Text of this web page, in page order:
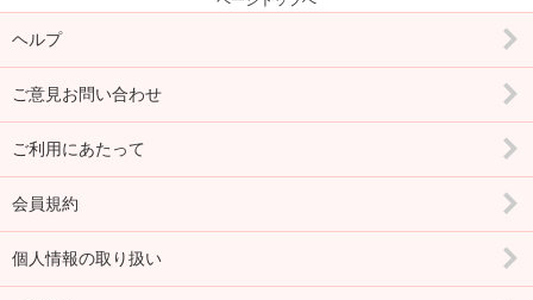
ヘルプ
ご意見お問い合わせ
ご利用にあたって
会員規約
個人情報の取り扱い